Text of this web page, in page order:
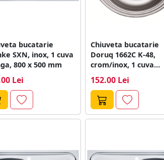
bucatarie
SXN, inox, 1 cuva
800 x 500 mm
Lei
Chiuveta bucatarie
Doruq 1662C K-48,
crom/inox, 1 cuva
mm
152.00 Lei